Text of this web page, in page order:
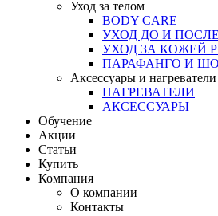
Уход за телом
BODY CARE
УХОД ДО И
УХОД ЗА КОЖЕЙ
ПАРАФАНГО И
Аксессуары и нагреватели
НАГРЕВАТЕЛИ
АКСЕССУАРЫ
Обучение
Акции
Статьи
Купить
Компания
О компании
Контакты